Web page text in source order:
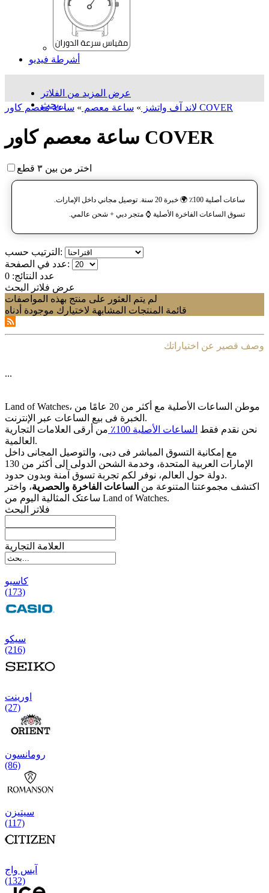
أشرطة فيديو
عرض المزيد من الفلاتر
بحث...
لاند آف واتشز » ساعة معصم » ساعة معصم کاور COVER
ساعة معصم کاور COVER
اختر من بين ٣ قطع
ساعات أصلية 100٪ 🌍 خبرة 20 سنة. توصيل مجاني داخل الإمارات.
تسوق الساعات الفاخرة الأصلية ⌚️ متجر دبي + شحن عالمي.
الترتيب حسب:
عدد في الصفحة:
عدد النتائج: 0
عرض فلاتر البحث
لم يتم العثور على منتج بهذه المواصفات
قائمة المنتجات المشابهة لاختيارك موجودة أدناه
وصف قصير عن اختياراتك
...
Land of Watches، موطن الساعات الأصلیة مع أکثر من 20 عامًا من
الخبرة فی بیع الساعات عبر الإنترنت.
نحن نقدم فقط الساعات الأصلیة 100٪
من أرقى العلامات التجاریة
العالمیة.
مع إمکانیة التسوق المباشر فی دبی، والتوصیل المجانی داخل
الإمارات العربیة المتحدة، وخدمة الشحن الدولی إلى أکثر من 130
دولة حول العالم، نوفر لکم تجربة تسوق آمنة وبدون حدود.
اکتشف مجموعتنا المتنوعة من الساعات الفاخرة والحصریة، واختر
ساعتک المثالیة الیوم من Land of Watches.
فلاتر البحث
العلامة التجارية
کاسیو
(173)
سیکو
(216)
اورینت
(27)
رومانسون
(86)
سیتیزن
(117)
آیس واج
(132)